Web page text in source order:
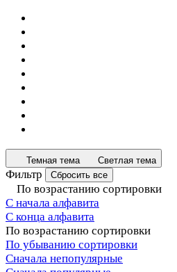
Темная тема Светлая тема
Фильтр Сбросить все
По возрастанию сортировки
С начала алфавита
С конца алфавита
По возрастанию сортировки
По убыванию сортировки
Сначала непопулярные